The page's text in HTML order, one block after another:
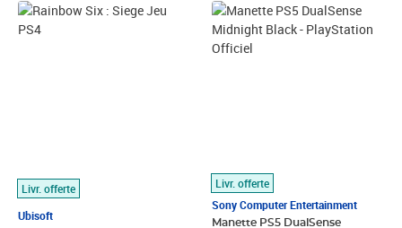
Livr. offerte
Ubisoft
Prix 37,59€ HT
Livr. offerte
Sony Computer Entertainment
Manette PS5 DualSense
Prix 82,22€ HT